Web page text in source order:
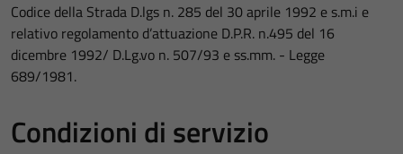
Codice della Strada D.lgs n. 285 del 30 aprile 1992 e s.m.i e
relativo regolamento d’attuazione D.P.R. n.495 del 16
dicembre 1992/ D.Lg.vo n. 507/93 e ss.mm. - Legge
689/1981.
Condizioni di servizio